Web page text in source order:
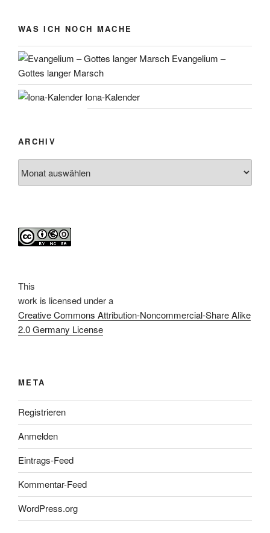
WAS ICH NOCH MACHE
Evangelium –
Gottes langer Marsch
Iona-Kalender
ARCHIV
This
work is licensed under a
Creative Commons Attribution-Noncommercial-Share Alike
2.0 Germany License
META
Registrieren
Anmelden
Eintrags-Feed
Kommentar-Feed
WordPress.org